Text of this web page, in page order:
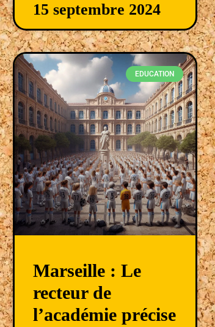
15 septembre 2024
EDUCATION
Marseille : Le
recteur de
l’académie précise